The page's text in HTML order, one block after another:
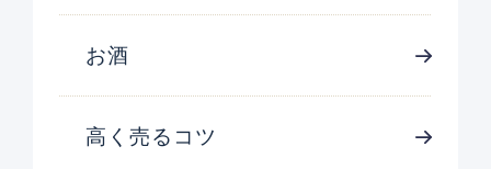
お酒
高く売るコツ